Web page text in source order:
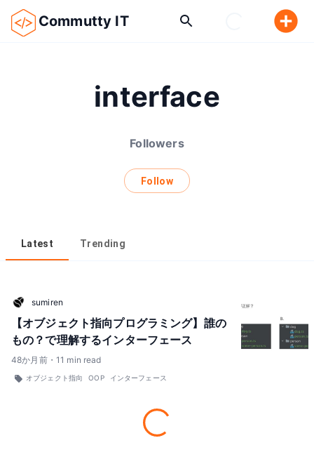
Commutty IT
interface
Followers
Follow
Latest Trending
sumiren
【オブジェクト指向プログラミング】誰の
もの？で理解するインターフェース
48か月前・ 11 min read
オブジェクト指向 OOP インターフェース